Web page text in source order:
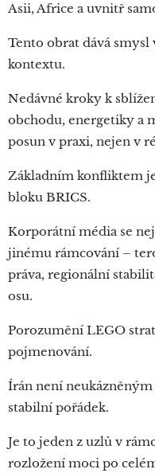
Asii, Africe a uvnitř
Tento obrat dává
kontextu.
Nedávné kroky k
obchodu, energetiky a
posun v praxi, nejen v
Základním konfliktem
bloku BRICS.
Korporátní média se
jinému rámcování –
práva, regionální
osu.
Porozumění LEGO
pojmenování.
Írán není
stabilní pořádek.
Je to jeden z uzlů v
rozložení moci po